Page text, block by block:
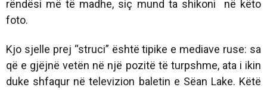
rëndësi më të madhe, siç mund ta shikoni në këto
foto.
Kjo sjelle prej “struci” është tipike e mediave ruse: sa
që e gjëjnë vetën në një pozitë të turpshme, ata i ikin
duke shfaqur në televizion baletin e Sëan Lake. Këtë